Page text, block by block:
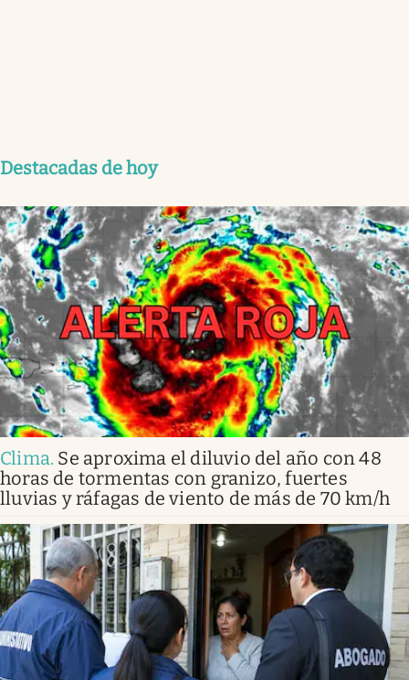
Destacadas de hoy
Clima. Se aproxima el diluvio del año con 48
horas de tormentas con granizo, fuertes
lluvias y ráfagas de viento de más de 70 km/h